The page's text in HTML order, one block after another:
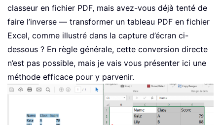
classeur en fichier PDF, mais avez-vous déjà tenté de
faire l’inverse — transformer un tableau PDF en fichier
Excel, comme illustré dans la capture d’écran ci-
dessous ? En règle générale, cette conversion directe
n’est pas possible, mais je vais vous présenter ici une
méthode efficace pour y parvenir.